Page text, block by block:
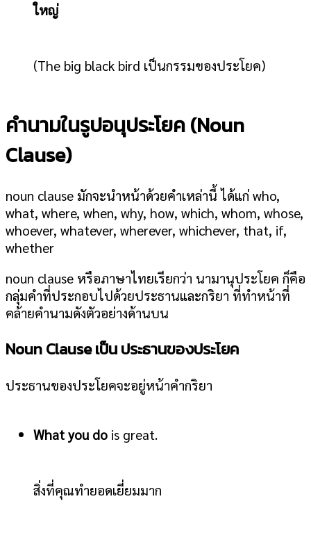
ใหญ่
(The big black bird เป็นกรรมของประโยค)
คำนามในรูปอนุประโยค (Noun
Clause)
noun clause มักจะนำหน้าด้วยคำเหล่านี้ ได้แก่ who,
what, where, when, why, how, which, whom, whose,
whoever, whatever, wherever, whichever, that, if,
whether
noun clause หรือภาษาไทยเรียกว่า นามานุประโยค ก็คือ
กลุ่มคำที่ประกอบไปด้วยประธานและกริยา ที่ทำหน้าที่
คล้ายคำนามดังตัวอย่างด้านบน
Noun Clause เป็น ประธานของประโยค
ประธานของประโยคจะอยู่หน้าคำกริยา
What you do is great.
สิ่งที่คุณทำยอดเยี่ยมมาก